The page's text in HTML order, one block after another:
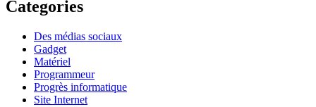
Categories
Des médias sociaux
Gadget
Matériel
Programmeur
Progrès informatique
Site Internet